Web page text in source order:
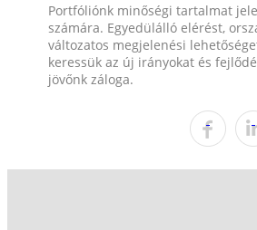
Portfóliónk minőségi tartalmat
számára. Egyedülálló elérést,
változatos megjelenési
keressük az új irányokat és
jövőnk záloga.